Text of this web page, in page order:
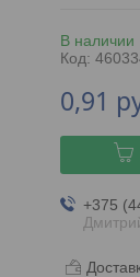
В наличии
Код:
0,91
+375